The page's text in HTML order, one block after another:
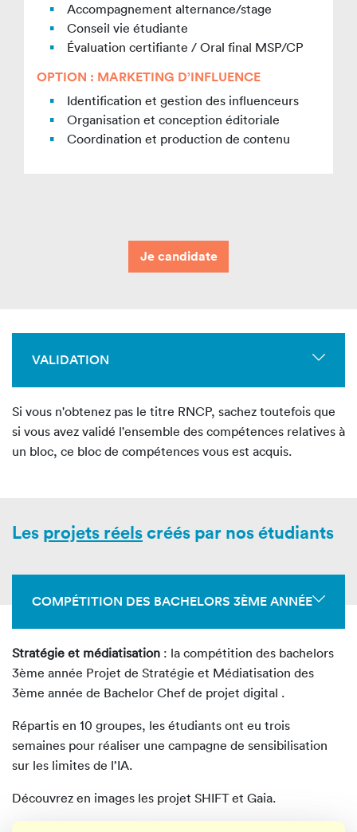
Accompagnement alternance/stage
Conseil vie étudiante
Évaluation certifiante / Oral final MSP/CP
OPTION : MARKETING D’INFLUENCE
Identification et gestion des influenceurs
Organisation et conception éditoriale
Coordination et production de contenu
Je candidate
VALIDATION
Si vous n'obtenez pas le titre RNCP, sachez toutefois que
si vous avez validé l'ensemble des compétences relatives à
un bloc, ce bloc de compétences vous est acquis.
Les projets réelscréés par nos étudiants
COMPÉTITION DES BACHELORS 3ÈME ANNÉE
Stratégie et médiatisation : la compétition des bachelors
3ème année Projet de Stratégie et Médiatisation des
3ème année de Bachelor Chef de projet digital .
Répartis en 10 groupes, les étudiants ont eu trois
semaines pour réaliser une campagne de sensibilisation
sur les limites de l’IA.
Découvrez en images les projet SHIFT et Gaia.